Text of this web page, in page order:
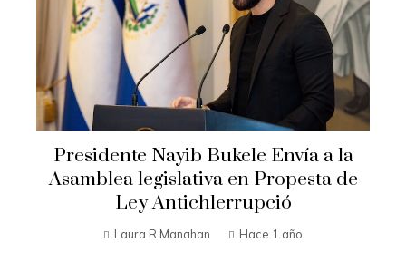
Presidente Nayib Bukele Envía a la
Asamblea legislativa en Propesta de
Ley Antichlerrupció
Laura R Manahan Hace 1 año